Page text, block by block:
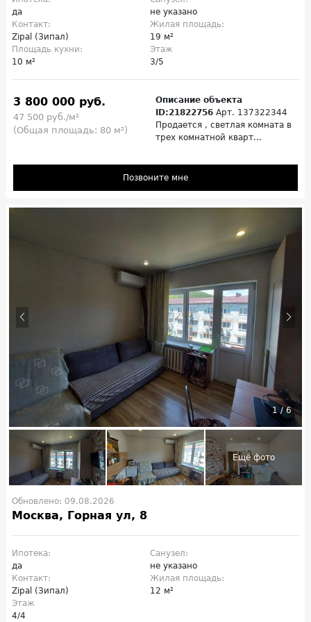
да
не указано
Контакт:
Zipal (Зипал)
Жилая площадь:
19 м²
Площадь кухни:
10 м²
Этаж
3/5
3 800 000 руб.
47 500 руб./м²
(Общая площадь: 80 м²)
Описание объекта
ID:21822756 Арт. 137322344
Продается , светлая комната в
трех комнатной кварт...
Позвоните мне
1/6
Обновлено: 09.08.2026
Москва, Горная ул, 8
Ипотека:
да
Санузел:
не указано
Контакт:
Zipal (Зипал)
Жилая площадь:
12 м²
Этаж
4/4